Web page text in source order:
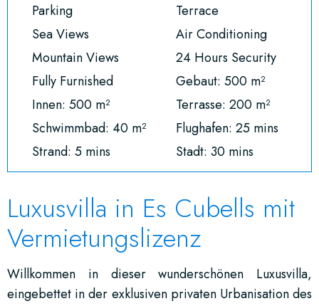
Parking
Terrace
Sea Views
Air Conditioning
Mountain Views
24 Hours Security
Fully Furnished
Gebaut: 500 m²
Innen: 500 m²
Terrasse: 200 m²
Schwimmbad: 40 m²
Flughafen: 25 mins
Strand: 5 mins
Stadt: 30 mins
Luxusvilla in Es Cubells mit
Vermietungslizenz
Willkommen in dieser wunderschönen Luxusvilla,
eingebettet in der exklusiven privaten Urbanisation des